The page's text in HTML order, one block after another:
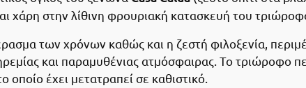
χάρη στην λίθινη φρουριακή κατασκευή του
των χρόνων καθώς και η ζεστή φιλοξενία,
και παραμυθένιας ατμόσφαιρας. Το τριώροφο
έχει μετατραπεί σε καθιστικό.